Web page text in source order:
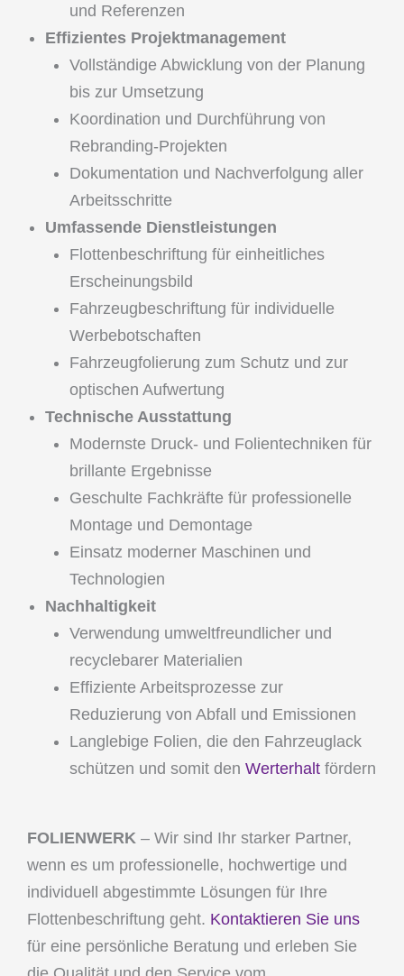
und Referenzen
Effizientes Projektmanagement
Vollständige Abwicklung von der Planung
bis zur Umsetzung
Koordination und Durchführung von
Rebranding-Projekten
Dokumentation und Nachverfolgung aller
Arbeitsschritte
Umfassende Dienstleistungen
Flottenbeschriftung für einheitliches
Erscheinungsbild
Fahrzeugbeschriftung für individuelle
Werbebotschaften
Fahrzeugfolierung zum Schutz und zur
optischen Aufwertung
Technische Ausstattung
Modernste Druck- und Folientechniken für
brillante Ergebnisse
Geschulte Fachkräfte für professionelle
Montage und Demontage
Einsatz moderner Maschinen und
Technologien
Nachhaltigkeit
Verwendung umweltfreundlicher und
recyclebarer Materialien
Effiziente Arbeitsprozesse zur
Reduzierung von Abfall und Emissionen
Langlebige Folien, die den Fahrzeuglack
schützen und somit den Werterhalt fördern
FOLIENWERK – Wir sind Ihr starker Partner,
wenn es um professionelle, hochwertige und
individuell abgestimmte Lösungen für Ihre
Flottenbeschriftung geht. Kontaktieren Sie uns
für eine persönliche Beratung und erleben Sie